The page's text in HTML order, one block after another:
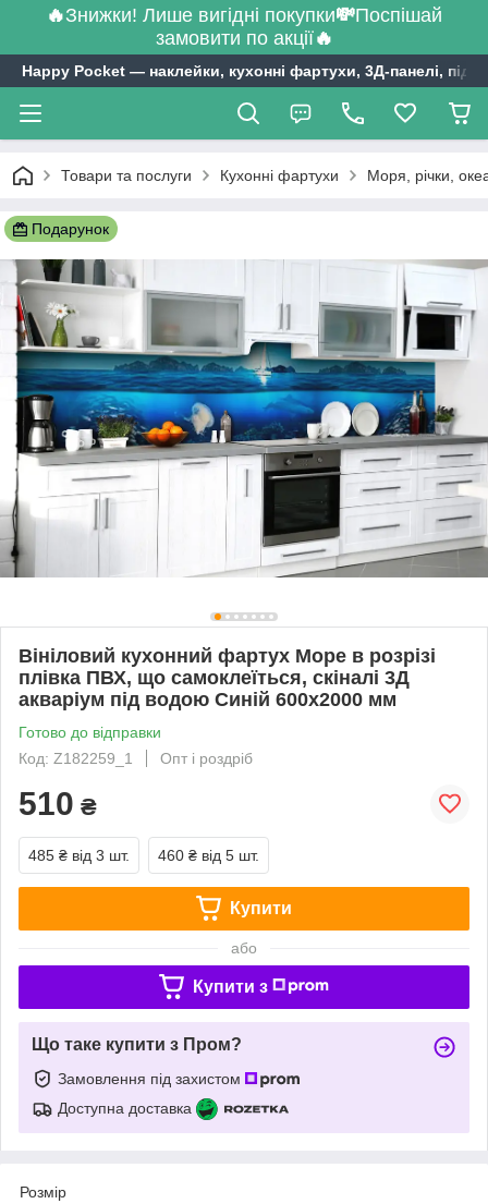
🔥Знижки! Лише вигідні покупки💸Поспішай
замовити по акції🔥
Happy Pocket ― наклейки, кухонні фартухи, 3Д-панелі,
Товари та послуги Кухонні фартухи Моря, річки,
Подарунок
Вініловий кухонний фартух Море в розрізі
плівка ПВХ, що самоклеїться, скіналі 3Д
акваріум під водою Синій 600х2000 мм
Готово до відправки
Код: Z182259_1
Опт і роздріб
510 ₴
485 ₴ від 3 шт. 460 ₴ від 5 шт.
Купити
або
Купити з
Що таке купити з Пром?
Замовлення під захистом
Доступна доставка
Розмір